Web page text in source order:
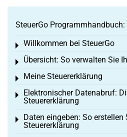
SteuerGo Programmhandbuch:
Willkommen bei SteuerGo
Toggle menu
Übersicht: So verwalten Sie
Toggle menu
Meine Steuererklärung
Toggle menu
Elektronischer Datenabruf:
Steuererklärung
Toggle menu
Daten eingeben: So erstellen
Steuererklärung
Toggle menu